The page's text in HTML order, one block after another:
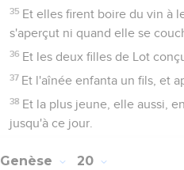
35 Et elles firent boire du vin à
s'aperçut ni quand elle se
36 Et les deux filles de Lot
37 Et l'aînée enfanta un fils, et
38 Et la plus jeune, elle aussi,
jusqu'à ce jour.
Genèse 20